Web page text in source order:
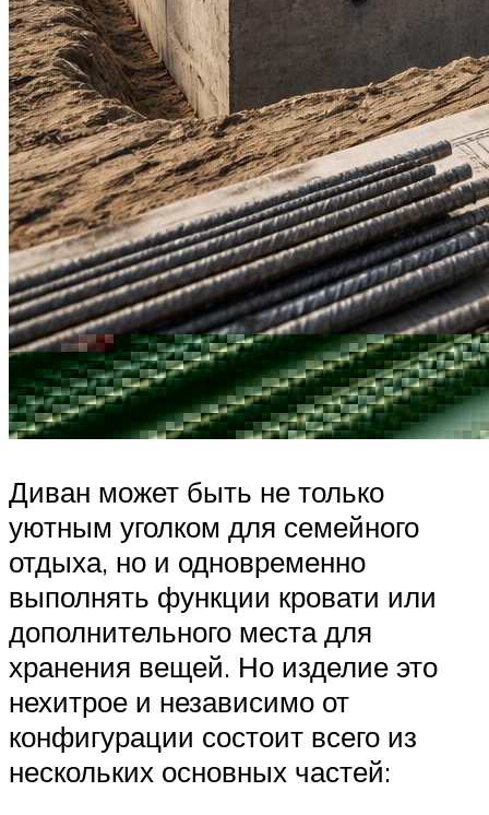
Диван может быть не только
уютным уголком для семейного
отдыха, но и одновременно
выполнять функции кровати или
дополнительного места для
хранения вещей. Но изделие это
нехитрое и независимо от
конфигурации состоит всего из
нескольких основных частей: